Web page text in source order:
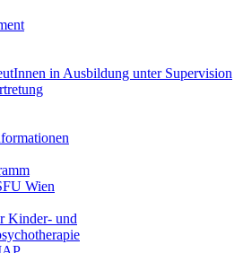
in Ausbildung unter Supervision
Wien
Kinder- und